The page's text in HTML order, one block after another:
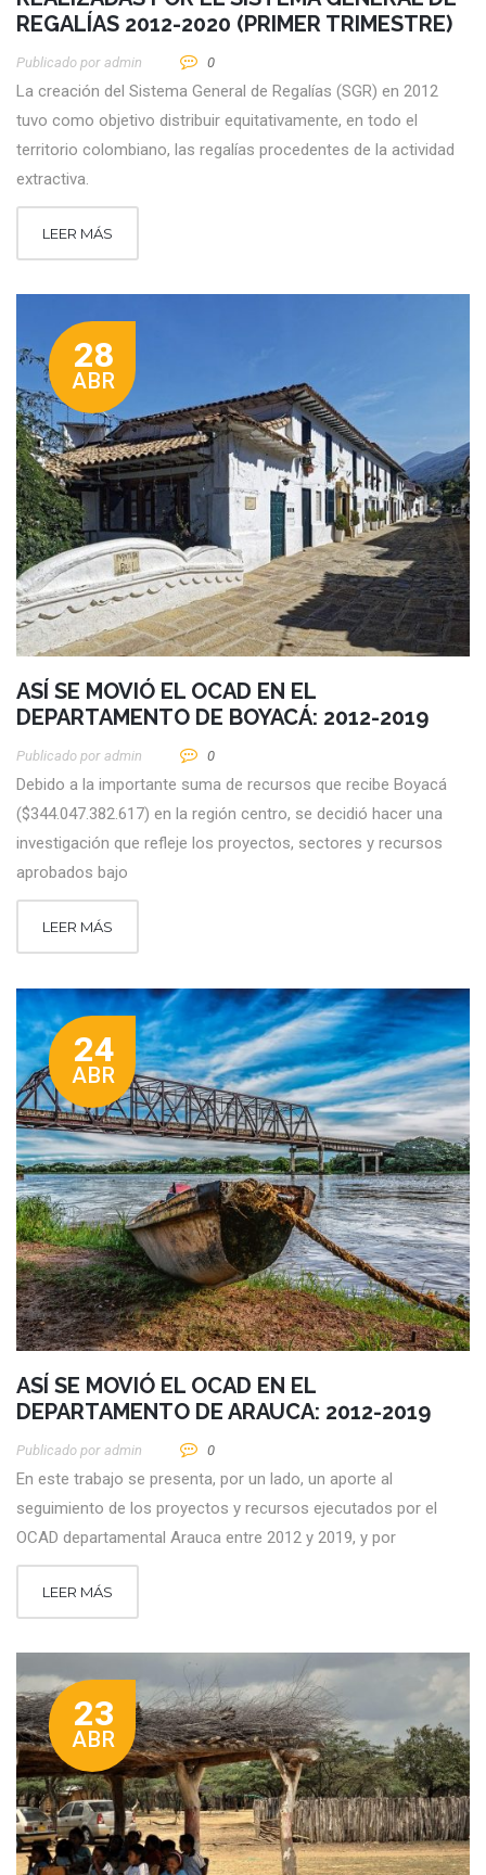
REGALÍAS 2012-2020 (PRIMER TRIMESTRE)
Publicado por Admin 0
La creación del Sistema General de Regalías (SGR) en 2012
tuvo como objetivo distribuir equitativamente, en todo el
territorio colombiano, las regalías procedentes de la actividad
extractiva.
LEER MÁS
28
ABR
ASÍ SE MOVIÓ EL OCAD EN EL
DEPARTAMENTO DE BOYACÁ: 2012-2019
Publicado por Admin 0
Debido a la importante suma de recursos que recibe Boyacá
($344.047.382.617) en la región centro, se decidió hacer una
investigación que refleje los proyectos, sectores y recursos
aprobados bajo
LEER MÁS
24
ABR
ASÍ SE MOVIÓ EL OCAD EN EL
DEPARTAMENTO DE ARAUCA: 2012-2019
Publicado por Admin 0
En este trabajo se presenta, por un lado, un aporte al
seguimiento de los proyectos y recursos ejecutados por el
OCAD departamental Arauca entre 2012 y 2019, y por
LEER MÁS
23
ABR